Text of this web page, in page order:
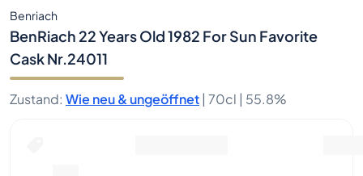
Benriach
BenRiach 22 Years Old 1982 For Sun Favorite
Cask Nr.24011
Zustand: Wie neu & ungeöffnet | 70cl | 55.8%